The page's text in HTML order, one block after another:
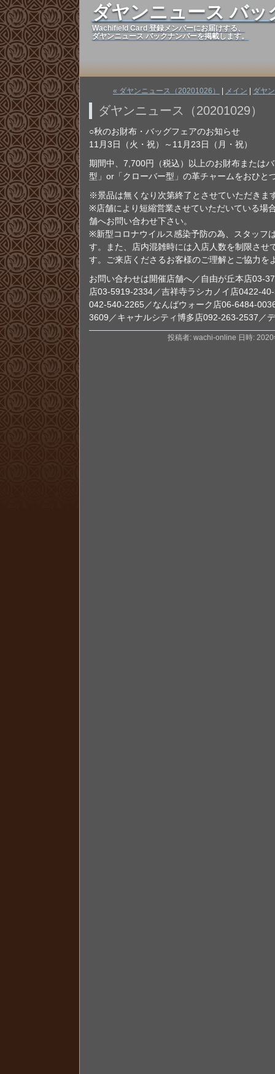
ダヤンニュース バッ
Wachifield Card 登録メンバーにお届けする、
ダヤンニュース バックナンバーを掲載します。
« ダヤンニュース（20201026） メイン ダヤ
ダヤンニュース（20201029）
○秋のお財布・バッグフェアのお知らせ
11月3日（火・祝）～11月23日（月・祝）
期間中、7,700円（税込）以上のお財布または
型」or「クローバー型」の革チャームをおひと
※景品は無くなり次第終了とさせていただきま
※店舗により短縮営業させていただいている場
舗へお問い合わせ下さい。
※新型コロナウイルス感染予防の為、スタッフ
す。また、店内混雑時には入店人数を制限させ
す。ご来店くださるお客様のご理解とご協力を
お問い合わせは開催店舗へ／自由が丘本店03-
店03-5919-2334／吉祥寺ラシカノイ店0422-
042-540-2265／なんばウォーク店06-6484-
3609／キャナルシティ博多店092-263-2537／
投稿者: wachi-online 日時: